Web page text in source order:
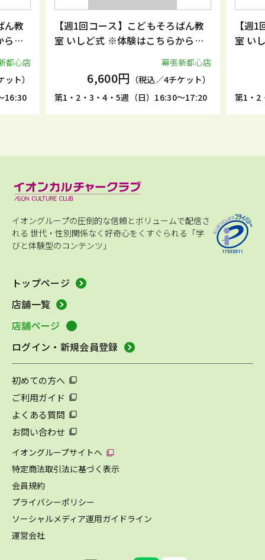
ん教
らお
都心店
ト）
16:30
【週1回コース】こどもそろばん教
室 いしど式 ※体験はこちらからお
幕張新都心店
6,600円 （税込／4チケット）
第1・2・3・4・5週（日）16:30～17:20
【週
室 い
第1・2
イオングループの圧倒的な信頼とボリュームで配信さ
れる 世代・性別関係なく好奇心をくすぐられる「学
びと体験型のコンテンツ」
トップページ
店舗一覧
店舗ページ
ログイン・新規会員登録
初めての方へ
ご利用ガイド
よくある質問
お問い合わせ
イオングループサイトへ
特定商法取引法に基づく表示
会員規約
プライバシーポリシー
ソーシャルメディア運用ガイドライン
運営会社